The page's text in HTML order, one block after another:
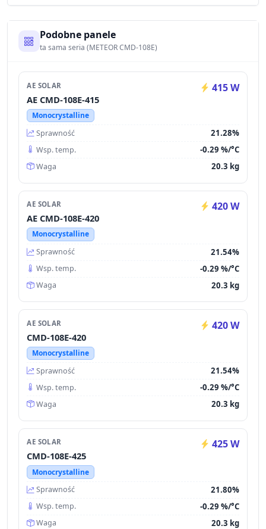
Podobne panele
ta sama seria (METEOR CMD-108E)
AE SOLAR 415 W
AE CMD-108E-415
Monocrystalline
Sprawność
21.28%
Wsp. temp. -0.29 %/°C
Waga 20.3 kg
AE SOLAR 420 W
AE CMD-108E-420
Monocrystalline
Sprawność
21.54%
Wsp. temp. -0.29 %/°C
Waga 20.3 kg
AE SOLAR 420 W
CMD-108E-420
Monocrystalline
Sprawność
21.54%
Wsp. temp. -0.29 %/°C
Waga 20.3 kg
AE SOLAR 425 W
CMD-108E-425
Monocrystalline
Sprawność
21.80%
Wsp. temp. -0.29 %/°C
Waga 20.3 kg